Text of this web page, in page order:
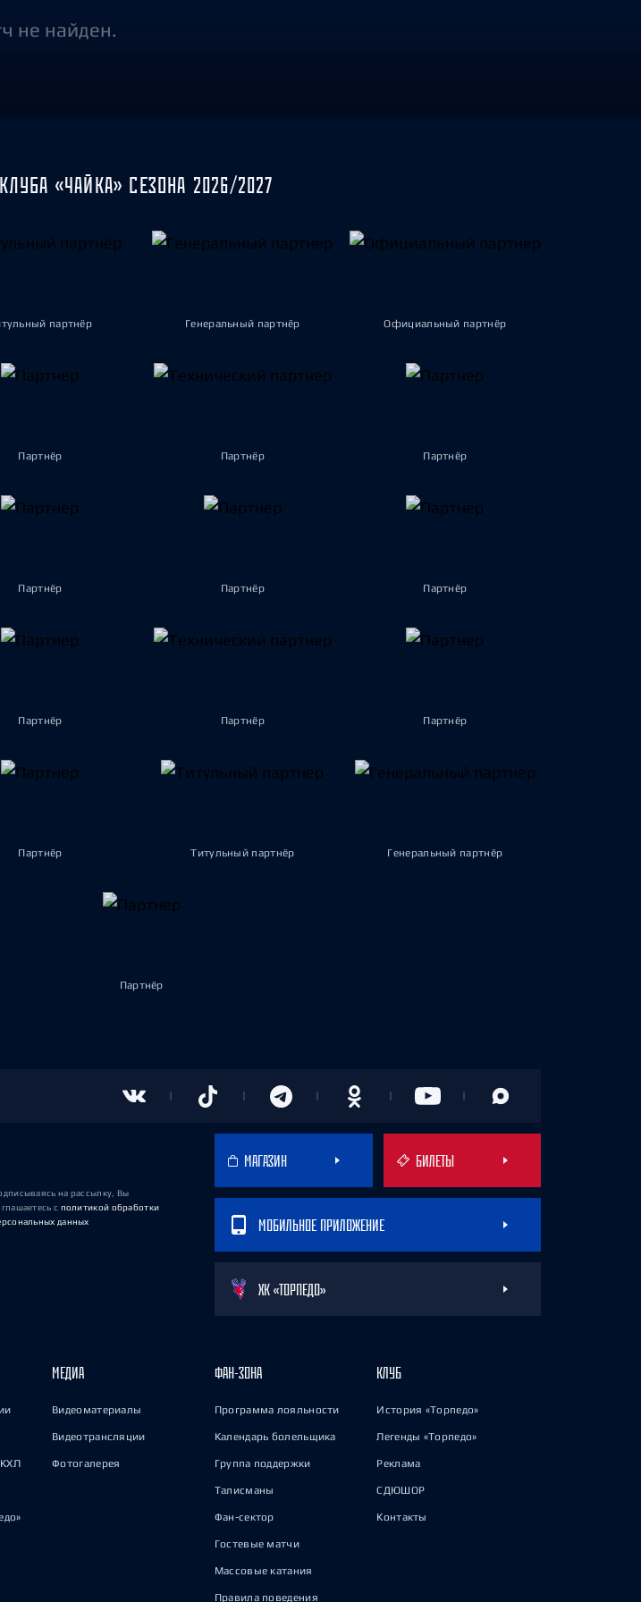
не найден.
«ЧАЙКА» СЕЗОНА 2026/2027
партнёр Генеральный партнёр Официальный партнёр
Партнёр Партнёр Партнёр
Партнёр Партнёр Партнёр
Партнёр Партнёр Партнёр
Партнёр Титульный партнёр Генеральный партнёр
Партнёр
на рассылку, Вы
с политикой обработки
данных
МАГАЗИН БИЛЕТЫ
МОБИЛЬНОЕ ПРИЛОЖЕНИЕ
ХК «ТОРПЕДО»
МЕДИА
Видеоматериалы
Видеотрансляции
Фотогалерея
ФАН-ЗОНА
Программа лояльности
Календарь болельщика
Группа поддержки
Талисманы
Фан-сектор
Гостевые матчи
Массовые катания
Правила поведения
КЛУБ
История «Торпедо»
Легенды «Торпедо»
Реклама
СДЮШОР
Контакты